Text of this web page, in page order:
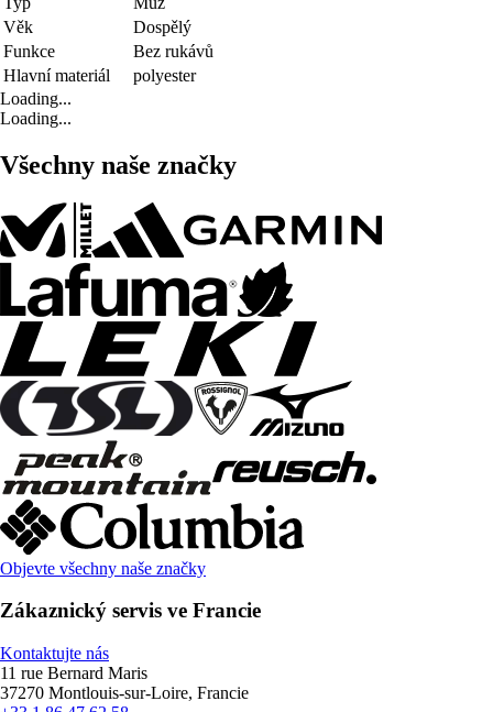
Věk
Dospělý
Funkce
Bez rukávů
Hlavní materiál
polyester
Loading...
Loading...
Všechny naše značky
Objevte všechny naše značky
Zákaznický servis ve Francie
Kontaktujte nás
11 rue Bernard Maris
37270 Montlouis-sur-Loire, Francie